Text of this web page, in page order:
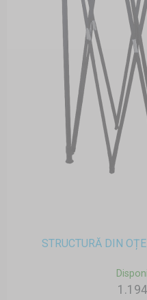
STRUCTURĂ DIN